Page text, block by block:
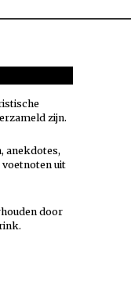
zijn.
anekdotes,
uit
door